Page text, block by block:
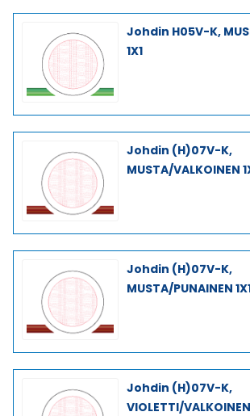
Johdin H05V-K,
1X1
Johdin (H)07V-K,
MUSTA/VALKOINEN
Johdin (H)07V-K,
MUSTA/PUNAINEN
Johdin (H)07V-K,
VIOLETTI/VALKOINEN